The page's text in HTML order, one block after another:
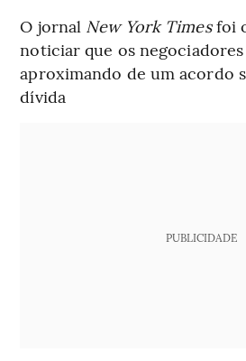
O jornal New York Timesfoi
noticiar que os negociadores
aproximando de um acordo
dívida
PUBLICIDADE